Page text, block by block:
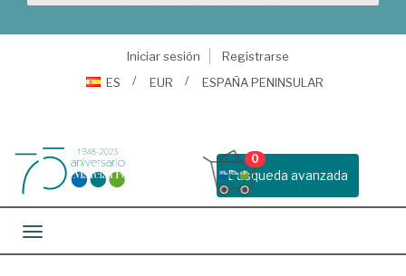
Iniciar sesión
Registrarse
ES
EUR ESPAÑA PENINSULAR
Busqueda avanzada
0
Toggle navigation